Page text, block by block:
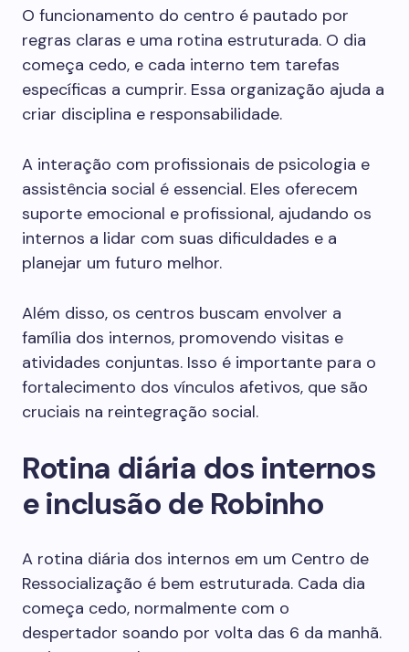
O funcionamento do centro é pautado por
regras claras e uma rotina estruturada. O dia
começa cedo, e cada interno tem tarefas
específicas a cumprir. Essa organização ajuda a
criar disciplina e responsabilidade.
A interação com profissionais de psicologia e
assistência social é essencial. Eles oferecem
suporte emocional e profissional, ajudando os
internos a lidar com suas dificuldades e a
planejar um futuro melhor.
Além disso, os centros buscam envolver a
família dos internos, promovendo visitas e
atividades conjuntas. Isso é importante para o
fortalecimento dos vínculos afetivos, que são
cruciais na reintegração social.
Rotina diária dos internos
e inclusão de Robinho
A rotina diária dos internos em um Centro de
Ressocialização é bem estruturada. Cada dia
começa cedo, normalmente com o
despertador soando por volta das 6 da manhã.